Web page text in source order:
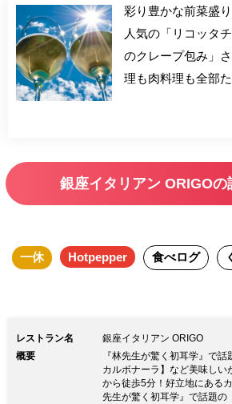
彩り豊かな前菜盛
人気の「リコッタ
のクレープ包み」
理も肉料理も全部
新登場！！ 美味し
族との食事会・女
銀座イタリアン ORIGOの
一休 Hotpepper 食べログ
レストラン名
銀座イタリアン ORIGO
概要
『林先生が驚く初耳学』で
カルボナーラ】など美味しい
から徒歩5分！好立地にある
先生が驚く初耳学』で話題の